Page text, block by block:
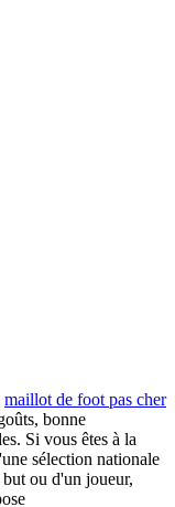
maillot de foot pas cher
bonne
Si vous êtes à la
sélection nationale
ou d'un joueur,